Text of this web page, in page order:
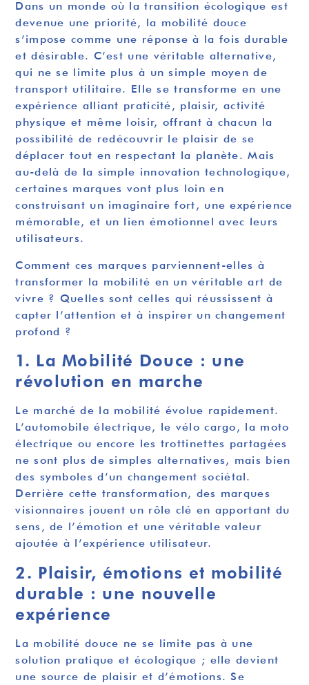
Dans un monde où la transition écologique est
devenue une priorité, la mobilité douce
s’impose comme une réponse à la fois durable
et désirable. C’est une véritable alternative,
qui ne se limite plus à un simple moyen de
transport utilitaire. Elle se transforme en une
expérience alliant praticité, plaisir, activité
physique et même loisir, offrant à chacun la
possibilité de redécouvrir le plaisir de se
déplacer tout en respectant la planète. Mais
au-delà de la simple innovation technologique,
certaines marques vont plus loin en
construisant un imaginaire fort, une expérience
mémorable, et un lien émotionnel avec leurs
utilisateurs.
Comment ces marques parviennent-elles à
transformer la mobilité en un véritable art de
vivre ? Quelles sont celles qui réussissent à
capter l’attention et à inspirer un changement
profond ?
1. La Mobilité Douce : une
révolution en marche
Le marché de la mobilité évolue rapidement.
L’automobile électrique, le vélo cargo, la moto
électrique ou encore les trottinettes partagées
ne sont plus de simples alternatives, mais bien
des symboles d’un changement sociétal.
Derrière cette transformation, des marques
visionnaires jouent un rôle clé en apportant du
sens, de l’émotion et une véritable valeur
ajoutée à l’expérience utilisateur.
2. Plaisir, émotions et mobilité
durable : une nouvelle
expérience
La mobilité douce ne se limite pas à une
solution pratique et écologique ; elle devient
une source de plaisir et d’émotions. Se